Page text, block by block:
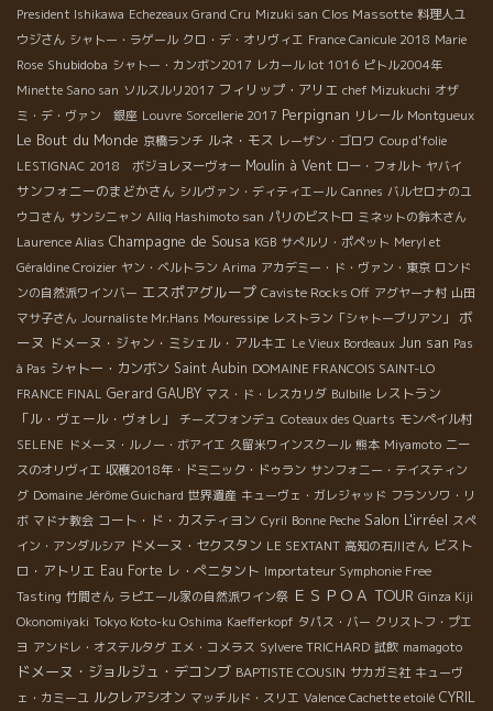
President Ishikawa Echezeaux Grand Cru Mizuki san Clos Massotte 料理人ユ
ウジさん シャトー・ラゲール クロ・デ・オリヴィエ France Canicule 2018 Marie
Rose Shubidoba シャトー・カンボン2017 レカール lot 1016 ピトル2004年
Minette Sano san ソルスルリ2017 フィリップ・アリエ chef Mizukuchi オザ
ミ・デ・ヴァン 銀座 Louvre Sorcellerie 2017 Perpignan リレール Montgueux
Le Bout du Monde 京橋ランチ ルネ・モス レーザン・ゴロワ Coup d'folie
LESTIGNAC 2018 ボジョレヌーヴォー Moulin à Vent ロー・フォルト ヤバイ
サンフォニーのまどかさん シルヴァン・ディティエール Cannes バルセロナのユ
ウコさん サンシニャン Alliq Hashimoto san パリのビストロ ミネットの鈴木さん
Laurence Alias Champagne de Sousa KGB サぺルリ・ポペット Meryl et
Géraldine Croizier ヤン・ベルトラン Arima アカデミー・ド・ヴァン・東京 ロンド
ンの自然派ワインバー エスポアグループ Caviste Rocks Off アグヤーナ村 山田
マサ子さん Journaliste Mr.Hans Mouressipe レストラン「シャトーブリアン」
ボ
ーヌ ドメーヌ・ジャン・ミシェル・アルキエ Le Vieux Bordeaux Jun san Pas
à Pas シャトー・カンボン Saint Aubin DOMAINE FRANCOIS SAINT-LO
FRANCE FINAL Gerard GAUBY マス・ド・レスカリダ Bulbille レストラン
「ル・ヴェール・ヴォレ」
チーズフォンデュ Coteaux des Quarts モンペイル村
SELENE ドメーヌ・ルノー・ボアイエ 久留米ワインスクール 熊本 Miyamoto ニー
スのオリヴィエ 収穫2018年・ドミニック・ドゥラン サンフォニー・テイスティン
グ Domaine Jérôme Guichard 世界遺産 キューヴェ・ガレジャッド フランソワ・リ
ボ マドナ教会 コート・ド・カスティヨン Cyril Bonne Peche Salon L'irréel スペ
イン・アンダルシア ドメーヌ・セクスタン LE SEXTANT 高知の石川さん ビスト
ロ・アトリエ Eau Forte レ・ぺニタント Importateur Symphonie Free
Tasting 竹間さん ラピエール家の自然派ワイン祭 ＥＳＰＯＡ TOUR Ginza Kiji
Okonomiyaki Tokyo Koto-ku Oshima Kaefferkopf タパス・バー クリストフ・プエ
ヨ アンドレ・オステルタグ エメ・コメラス Sylvere TRICHARD 試飲 mamagoto
ドメーヌ・ジョルジュ・デコンブ BAPTISTE COUSIN サカガミ社 キューヴ
ェ・カミーユ ルクレアシオン マッチルド・スリエ Valence Cachette etoilé CYRIL